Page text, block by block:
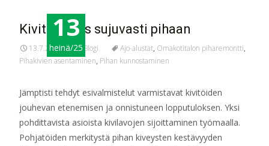
13
heinä/25
Kivitoimitus sujuvasti pihaan
13.7.2025 Blogi Ajo-alustat, Omakotitalon piharemontti,
Pihakivien asentaminen, Pihan kunnostaminen
Jämptisti tehdyt esivalmistelut varmistavat kivitöiden
jouhevan etenemisen ja onnistuneen lopputuloksen. Yksi
pohdittavista asioista kivilavojen sijoittaminen työmaalla.
Pohjatöiden merkitystä pihan kiveysten kestävyyden